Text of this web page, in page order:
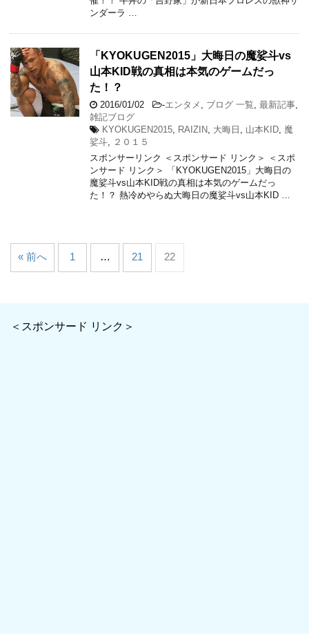
ンダーラ …
「KYOKUGEN2015」大晦日の魔娑斗vs
山本KID戦の真相は本気のゲームだっ
た！？
2016/01/02 -エンタメ , ブログ 一覧, 最新記事,
雑記ブログ
KYOKUGEN2015, RAIZIN, 大晦日 , 山本KID, 魔
娑斗, ２０１５
スポンサーリンク ＜スポンサード リンク＞ ＜スポ
ンサード リンク＞ 「KYOKUGEN2015」大晦日の
魔娑斗vs山本KID戦の真相は本気のゲームだっ
た！？ 熱冷めやらぬ大晦日の魔娑斗vs山本KID …
« 前へ 1 … 21 22
＜スポンサード リンク＞